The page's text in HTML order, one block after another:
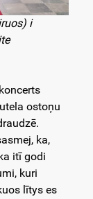
i
ostoņu
ka,
itī godi
kuri
lītys es